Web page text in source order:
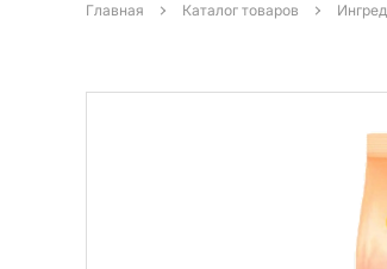
Главная Каталог товаров